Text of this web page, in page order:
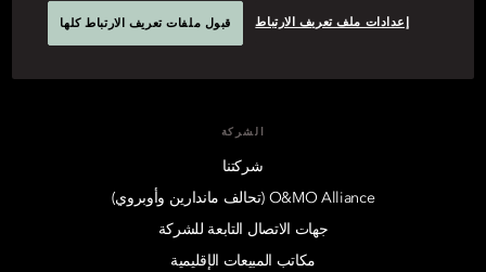
عرض الأرقام المجانية للحجز
الشركة
شركتنا
O&MO Alliance (تحالف ماندارين وأوبروي)
جهات الاتصال التابعة للشركة
مكاتب المبيعات الإقليمية
إعدادات ملف تعريف الارتباط قبول ملفات تعريف الارتباط كلها